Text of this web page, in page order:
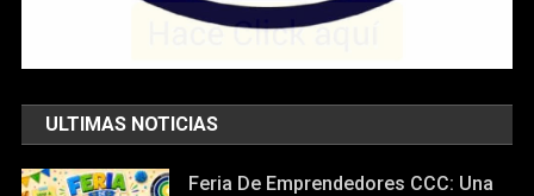
ULTIMAS NOTICIAS
Feria De Emprendedores CCC: Una